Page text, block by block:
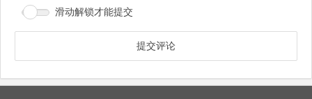
滑动解锁才能提交